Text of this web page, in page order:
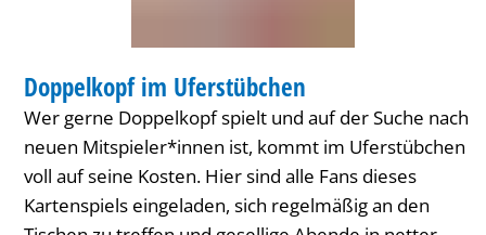
KATEGORIE: TREFFEN
Doppelkopf im Uferstübchen
Wer gerne Doppelkopf spielt und auf der Suche nach
neuen Mitspieler*innen ist, kommt im Uferstübchen
voll auf seine Kosten. Hier sind alle Fans dieses
Kartenspiels eingeladen, sich regelmäßig an den